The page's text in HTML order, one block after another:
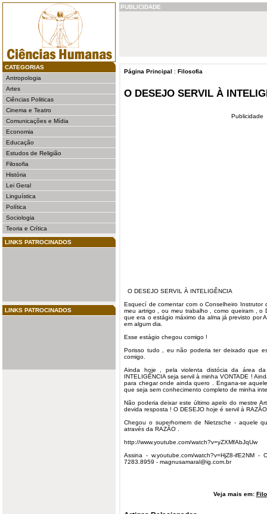
CATEGORIAS
Antropologia
Artes
Ciências Politicas
Cinema e Teatro
Comunicações e Mídia
Economia
Educação
Estudos de Religião
Filosofia
História
Lei Geral
Linguística
Política
Sociologia
Teoria e Crítica
LINKS PATROCINADOS
LINKS PATROCINADOS
PUBLICIDADE
Página Principal : Filosofia
O DESEJO SERVIL À
Publicidade
O DESEJO SERVIL À INTELIGÊNCIA
Esquecí de comentar com o Conselheiro
meu artrigo , ou meu trabalho , como queiram , o
que era o estágio máximo da alma já previsto por
em algum dia.
Esse estágio chegou comigo !
Porisso tudo , eu não poderia ter deixado que
comigo.
Ainda hoje , pela violenta distócia da área
INTELIGÊNCIA seja servil à minha VONTADE !
para chegar onde ainda quero . Engana-se
que seja sem conhecimento completo de minha
Não poderia deixar este último apelo do mestre
devida resposta ! O DESEJO hoje é servil à
Chegou o superhomem de Nietzsche - aquele
através da RAZÃO .
http://www.youtube.com/watch?v=yZXMfAbJqUw
Assina - w.youtube.com/watch?v=HjZ8-ifE2NM
7283.8959 - magnusamaral@ig.com.br
Veja mais em: